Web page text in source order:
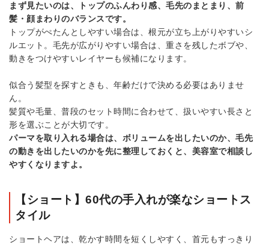
まず見たいのは、トップのふんわり感、毛先のまとまり、前
髪・顔まわりのバランスです。
トップがぺたんとしやすい場合は、根元が立ち上がりやすいシ
ルエット。毛先が広がりやすい場合は、重さを残したボブや、
動きをつけやすいレイヤーも候補になります。
似合う髪型を探すときも、年齢だけで決める必要はありませ
ん。
髪質や毛量、普段のセット時間に合わせて、扱いやすい長さと
形を選ぶことが大切です。
パーマを取り入れる場合は、ボリュームを出したいのか、毛先
の動きを出したいのかを先に整理しておくと、美容室で相談し
やすくなりますよ。
【ショート】60代の手入れが楽なショートス
タイル
ショートヘアは、乾かす時間を短くしやすく、首元もすっきり